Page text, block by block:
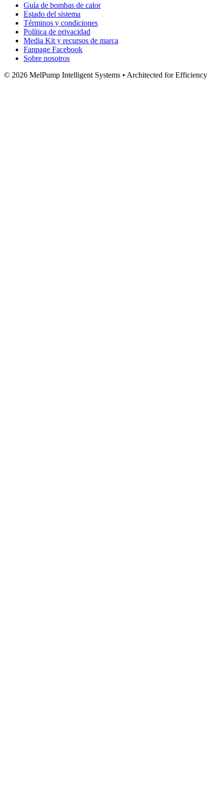
Guía de bombas de calor
Estado del sistema
Términos y condiciones
Política de privacidad
Media Kit y recursos de marca
Fanpage Facebook
Sobre nosotros
© 2026 MelPump Intelligent Systems • Architected for Efficiency